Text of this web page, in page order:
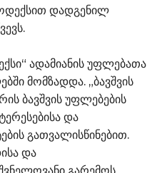
დადგენილ
ადამიანის უფლებათა
მომზადდა. „ბავშვის
ბავშვის უფლებების
და
გათვალისწინებით.
და